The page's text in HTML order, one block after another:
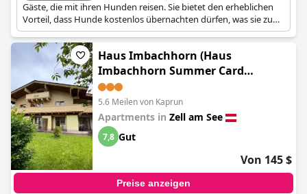
Gäste, die mit ihren Hunden reisen. Sie bietet den erheblichen
Vorteil, dass Hunde kostenlos übernachten dürfen, was sie zu
einer kostengünstigen Option für Tierhalter macht, die die
Gegend um Zell am See erkunden.
Haus Imbachhorn (Haus
Imbachhorn Summer Card
included)
5.6 Meilen von Kaprun
Apartments in Zell am See
7,8 Gut
Von 145 $
Preise anzeigen